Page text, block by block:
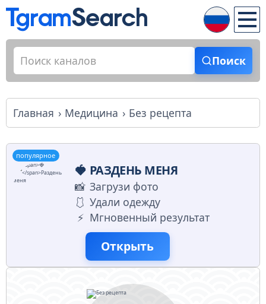
Поиск
Главная Медицина Без рецепта
популярное
🍓 РАЗДЕНЬ МЕНЯ
📸 Загрузи фото
🩱 Удали одежду
⚡️ Мгновенный результат
Открыть